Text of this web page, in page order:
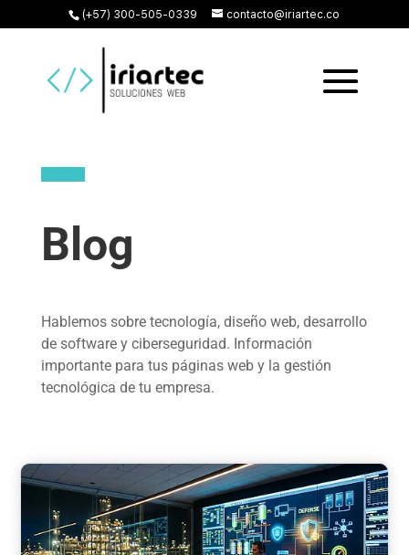
(+57) 300-505-0339 contacto@iriartec.co
Blog
Hablemos sobre tecnología, diseño web, desarrollo
de software y ciberseguridad. Información
importante para tus páginas web y la gestión
tecnológica de tu empresa.